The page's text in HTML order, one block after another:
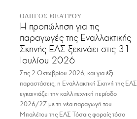
ΟΔΗΓΟΣ ΘΕΑΤΡΟΥ
Η προπώληση για τις
παραγωγές της Εναλλακτικής
Σκηνής ΕΛΣ ξεκινάει στις 31
Ιουλίου 2026
Στις 2 Οκτωβρίου 2026, και για έξι
παραστάσεις, η Εναλλακτική Σκηνή της ΕΛΣ
εγκαινιάζει την καλλιτεχνική περίοδο
2026/27 με τη νέα παραγωγή του
Μπαλέτου της ΕΛΣ Τόσαις φοραίς τόσο